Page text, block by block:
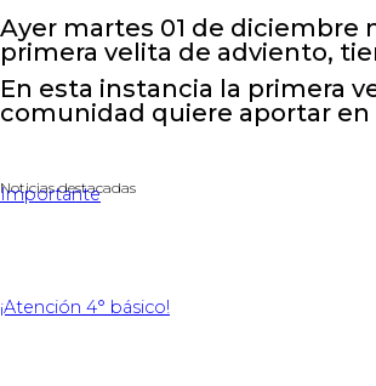
Ayer martes 01 de diciembre
primera velita de adviento,
En esta instancia la primera
comunidad quiere aportar
Noticias destacadas
Importante
¡Atención 4° básico!